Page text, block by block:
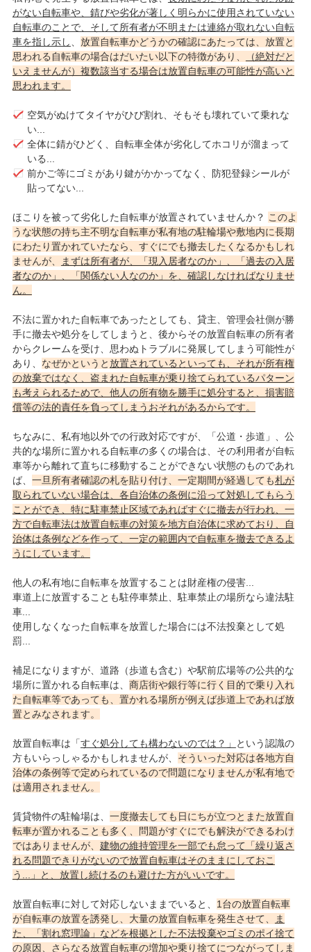
がない自転車や、錆びや劣化が著しく明らかに使用されていない
自転車のことで、そして所有者が不明または連絡が取れない自転
車を指し示し、 放置自転車かどうかの確認にあたっては、放置と
思われる自転車の場合はだいたい以下の特徴があり、
（絶対だと
いえませんが）複数該当する場合は放置自転車の可能性が高いと
思われます。
空気がぬけてタイヤがひび割れ、そもそも壊れていて乗れな
い...
全体に錆がひどく、自転車全体が劣化してホコリが溜まって
いる...
前かご等にゴミがあり鍵がかかってなく、防犯登録シールが
貼ってない...
ほこりを被って劣化した自転車が放置されていませんか？ このよ
うな状態の持ち主不明な自転車が私有地の駐輪場や敷地内に長期
にわたり置かれていたなら、すぐにでも撤去したくなるかもしれ
ませんが、
まずは所有者が、「現入居者なのか」、「過去の入居
者なのか」、「関係ない人なのか」を、確認しなければなりませ
ん。
不法に置かれた自転車であったとしても、貸主、管理会社側が勝
手に撤去や処分をしてしまうと、後からその放置自転車の所有者
からクレームを受け、思わぬトラブルに発展してしまう可能性が
あり、 なぜかというと 放置されているといっても、それが所有権
の放棄ではなく、盗まれた自転車が乗り捨てられているパターン
も考えられるためで、他人の所有物を勝手に処分すると、損害賠
償等の法的責任を負ってしまうおそれがあるからです。
ちなみに、私有地以外での行政対応ですが、「公道・歩道」、公
共的な場所に置かれる自転車の多くの場合は、その利用者が自転
車等から離れて直ちに移動することができない状態のものであれ
ば、 一旦所有者確認の札を貼り付け、一定期間が経過しても札が
取られていない場合は、各自治体の条例に沿って対処してもらう
ことができ、特に駐車禁止区域であればすぐに撤去が行われ、一
方で自転車法は放置自転車の対策を地方自治体に求めており、自
治体は条例などを作って、一定の範囲内で自転車を撤去できるよ
うにしています。
他人の私有地に自転車を放置することは財産権の侵害...
車道上に放置することも駐停車禁止、駐車禁止の場所なら違法駐
車...
使用しなくなった自転車を放置した場合には不法投棄として処
罰...
補足になりますが、道路（歩道も含む）や駅前広場等の公共的な
場所に置かれる自転車は、 商店街や銀行等に行く目的で乗り入れ
た自転車等であっても、置かれる場所が例えば歩道上であれば放
置とみなされます。
放置自転車は「すぐ処分しても構わないのでは？」
という認識の
方もいらっしゃるかもしれませんが、 そういった対応は各地方自
治体の条例等で定められているので問題になりませんが私有地で
は適用されません。
賃貸物件の駐輪場は、 一度撤去しても日にちが立つとまた放置自
転車が置かれることも多く、問題がすぐにでも解決ができるわけ
ではありませんが、 建物の維持管理を一部でも怠って「繰り返さ
れる問題できりがないので放置自転車はそのままにしておこ
う...」と、放置し続けるのも避けた方がいいです。
放置自転車に対して対応しないままでいると、 1台の放置自転車
が自転車の放置を誘発し、大量の放置自転車を発生させて、
ま
た、「割れ窓理論」などを根拠とした不法投棄やゴミのポイ捨て
の原因、さらなる放置自転車の増加や乗り捨てにつながってしま